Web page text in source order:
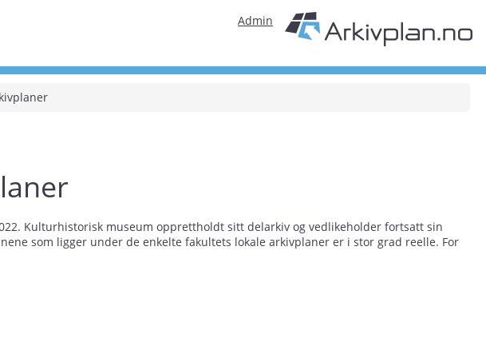
Admin
Kulturhistorisk museum opprettholdt sitt delarkiv og vedlikeholder fortsatt sin
som ligger under de enkelte fakultets lokale arkivplaner er i stor grad reelle. For